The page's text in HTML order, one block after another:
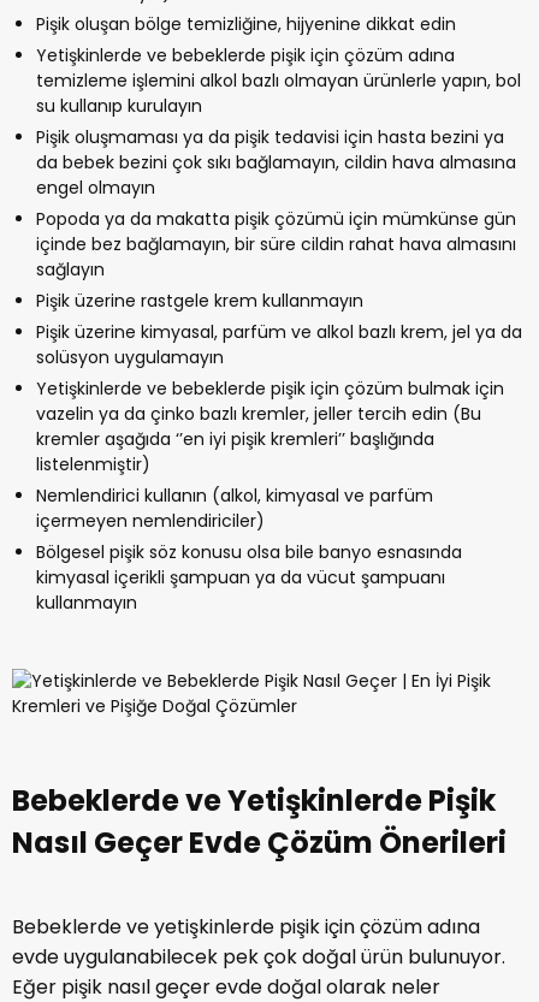
Pişik oluşan bölge temizliğine, hijyenine dikkat edin
Yetişkinlerde ve bebeklerde pişik için çözüm adına
temizleme işlemini alkol bazlı olmayan ürünlerle yapın, bol
su kullanıp kurulayın
Pişik oluşmaması ya da pişik tedavisi için hasta bezini ya
da bebek bezini çok sıkı bağlamayın, cildin hava almasına
engel olmayın
Popoda ya da makatta pişik çözümü için mümkünse gün
içinde bez bağlamayın, bir süre cildin rahat hava almasını
sağlayın
Pişik üzerine rastgele krem kullanmayın
Pişik üzerine kimyasal, parfüm ve alkol bazlı krem, jel ya da
solüsyon uygulamayın
Yetişkinlerde ve bebeklerde pişik için çözüm bulmak için
vazelin ya da çinko bazlı kremler, jeller tercih edin (Bu
kremler aşağıda ‘’en iyi pişik kremleri’’ başlığında
listelenmiştir)
Nemlendirici kullanın (alkol, kimyasal ve parfüm
içermeyen nemlendiriciler)
Bölgesel pişik söz konusu olsa bile banyo esnasında
kimyasal içerikli şampuan ya da vücut şampuanı
kullanmayın
Bebeklerde ve Yetişkinlerde Pişik
Nasıl Geçer Evde Çözüm Önerileri
Bebeklerde ve yetişkinlerde pişik için çözüm adına
evde uygulanabilecek pek çok doğal ürün bulunuyor.
Eğer pişik nasıl geçer evde doğal olarak neler